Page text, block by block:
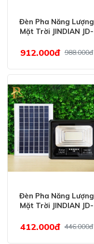
Đèn Pha Năng Lượng
Mặt Trời JINDIAN JD-
912.000đ 988.000đ
Đèn Pha Năng Lượng
Mặt Trời JINDIAN JD-
412.000đ 446.000đ